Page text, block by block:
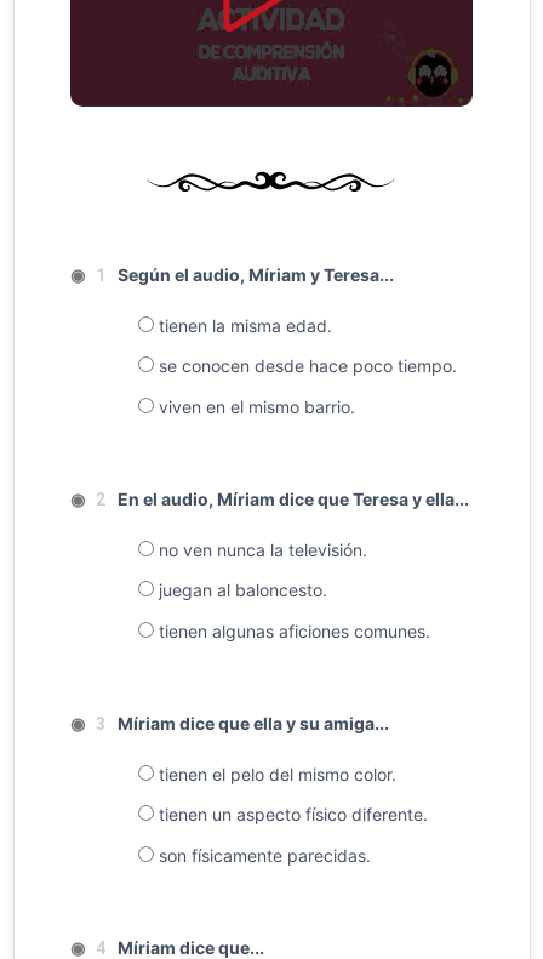
◉ 1 Según el audio, Míriam y Teresa...
tienen la misma edad.
se conocen desde hace poco tiempo.
viven en el mismo barrio.
◉ 2 En el audio, Míriam dice que Teresa y ella...
no ven nunca la televisión.
juegan al baloncesto.
tienen algunas aficiones comunes.
◉ 3 Míriam dice que ella y su amiga...
tienen el pelo del mismo color.
tienen un aspecto físico diferente.
son físicamente parecidas.
◉ 4 Míriam dice que...